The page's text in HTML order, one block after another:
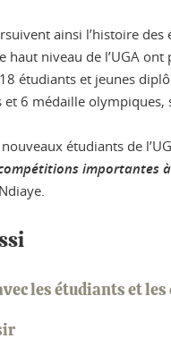
ainsi l’histoire
haut niveau de l’UGA
étudiants et jeunes
6 médaille
étudiants de
importantes
les étudiants et les